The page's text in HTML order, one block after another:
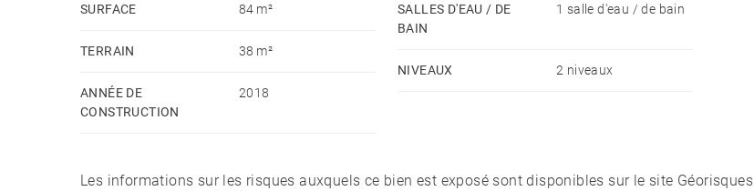
SURFACE 84 m²
TERRAIN 38 m²
ANNÉE DE
CONSTRUCTION
2018
SALLES D'EAU / DE
BAIN
1 salle d'eau / de bain
NIVEAUX 2 niveaux
Les informations sur les risques auxquels ce bien est exposé sont disponibles sur le site Géorisques